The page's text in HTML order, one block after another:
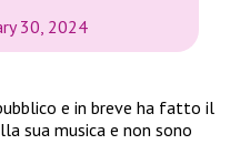
30, 2024
e in breve ha fatto il
sua musica e non sono